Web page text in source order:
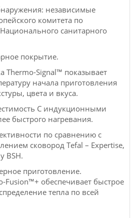
независимые
комитета по
санитарного
покрытие.
Thermo-Signal™ показывает
начала приготовления
цвета и вкуса.
С индукционными
быстрого нагревания.
по сравнению с
сковород Tefal – Expertise,
BSH.
приготовление.
Fusion™+ обеспечивает быстрое
тепла по всей